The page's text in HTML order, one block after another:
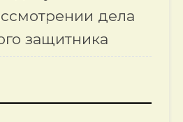
дела
защитника